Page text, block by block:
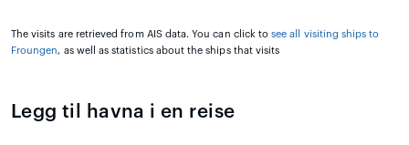
The visits are retrieved from AIS data. You can click tosee all visiting ships to
Froungen, as well as statistics about the ships that visits
Legg til havna i en reise